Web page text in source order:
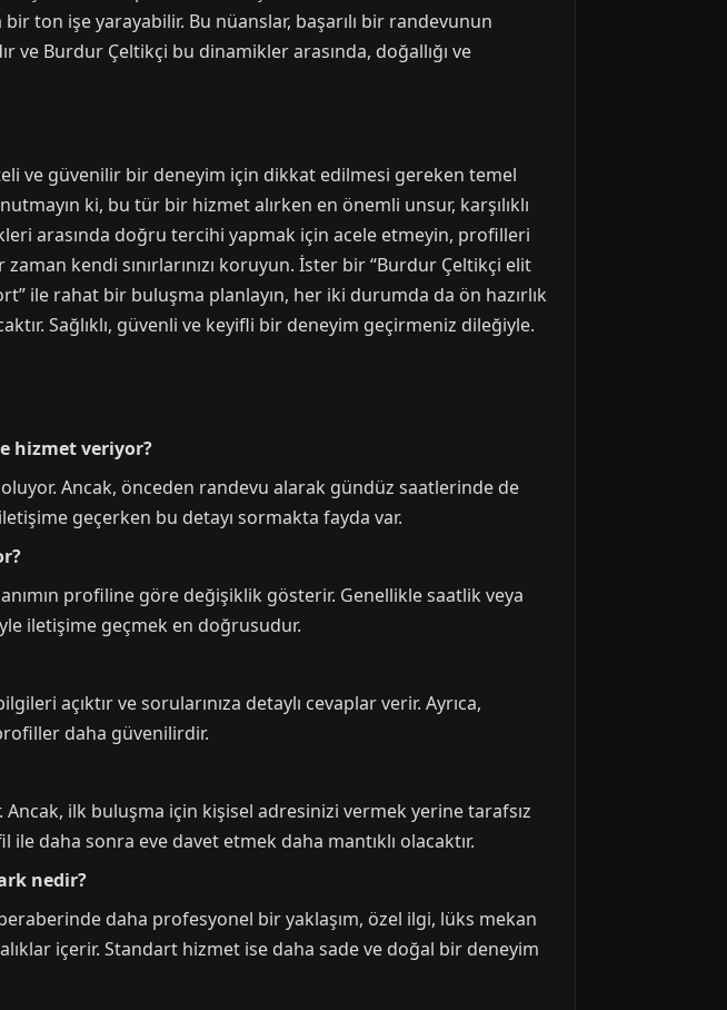
ton işe yarayabilir. Bu nüanslar, başarılı bir randevunun
ve Burdur Çeltikçi bu dinamikler arasında, doğallığı ve
ve güvenilir bir deneyim için dikkat edilmesi gereken temel
ki, bu tür bir hizmet alırken en önemli unsur, karşılıklı
arasında doğru tercihi yapmak için acele etmeyin, profilleri
kendi sınırlarınızı koruyun. İster bir “Burdur Çeltikçi elit
ile rahat bir buluşma planlayın, her iki durumda da ön hazırlık
Sağlıklı, güvenli ve keyifli bir deneyim geçirmeniz dileğiyle.
hizmet veriyor?
Ancak, önceden randevu alarak gündüz saatlerinde de
geçerken bu detayı sormakta fayda var.
profiline göre değişiklik gösterir. Genellikle saatlik veya
iletişime geçmek en doğrusudur.
açıktır ve sorularınıza detaylı cevaplar verir. Ayrıca,
daha güvenilirdir.
ilk buluşma için kişisel adresinizi vermek yerine tarafsız
daha sonra eve davet etmek daha mantıklı olacaktır.
nedir?
daha profesyonel bir yaklaşım, özel ilgi, lüks mekan
içerir. Standart hizmet ise daha sade ve doğal bir deneyim